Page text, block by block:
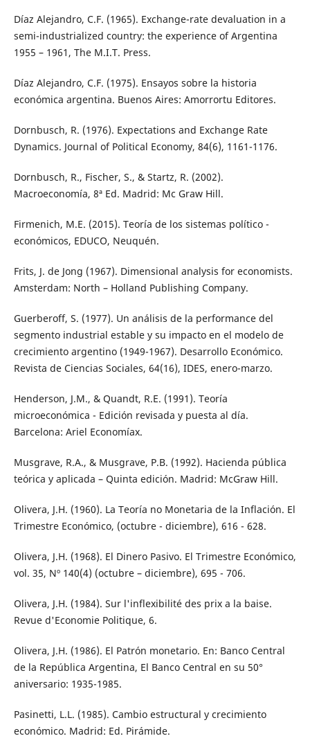
Díaz Alejandro, C.F. (1965). Exchange-rate devaluation in a
semi-industrialized country: the experience of Argentina
1955 – 1961, The M.I.T. Press.
Díaz Alejandro, C.F. (1975). Ensayos sobre la historia
económica argentina. Buenos Aires: Amorrortu Editores.
Dornbusch, R. (1976). Expectations and Exchange Rate
Dynamics. Journal of Political Economy, 84(6), 1161-1176.
Dornbusch, R., Fischer, S., & Startz, R. (2002).
Macroeconomía, 8ª Ed. Madrid: Mc Graw Hill.
Firmenich, M.E. (2015). Teoría de los sistemas político -
económicos, EDUCO, Neuquén.
Frits, J. de Jong (1967). Dimensional analysis for economists.
Amsterdam: North – Holland Publishing Company.
Guerberoff, S. (1977). Un análisis de la performance del
segmento industrial estable y su impacto en el modelo de
crecimiento argentino (1949-1967). Desarrollo Económico.
Revista de Ciencias Sociales, 64(16), IDES, enero-marzo.
Henderson, J.M., & Quandt, R.E. (1991). Teoría
microeconómica - Edición revisada y puesta al día.
Barcelona: Ariel Economíax.
Musgrave, R.A., & Musgrave, P.B. (1992). Hacienda pública
teórica y aplicada – Quinta edición. Madrid: McGraw Hill.
Olivera, J.H. (1960). La Teoría no Monetaria de la Inflación. El
Trimestre Económico, (octubre - diciembre), 616 - 628.
Olivera, J.H. (1968). El Dinero Pasivo. El Trimestre Económico,
vol. 35, Nº 140(4) (octubre – diciembre), 695 - 706.
Olivera, J.H. (1984). Sur l'inflexibilité des prix a la baise.
Revue d'Economie Politique, 6.
Olivera, J.H. (1986). El Patrón monetario. En: Banco Central
de la República Argentina, El Banco Central en su 50°
aniversario: 1935-1985.
Pasinetti, L.L. (1985). Cambio estructural y crecimiento
económico. Madrid: Ed. Pirámide.